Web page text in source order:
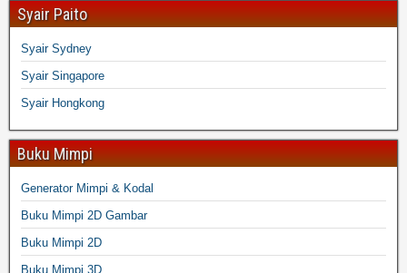
Syair Paito
Syair Sydney
Syair Singapore
Syair Hongkong
Buku Mimpi
Generator Mimpi & Kodal
Buku Mimpi 2D Gambar
Buku Mimpi 2D
Buku Mimpi 3D